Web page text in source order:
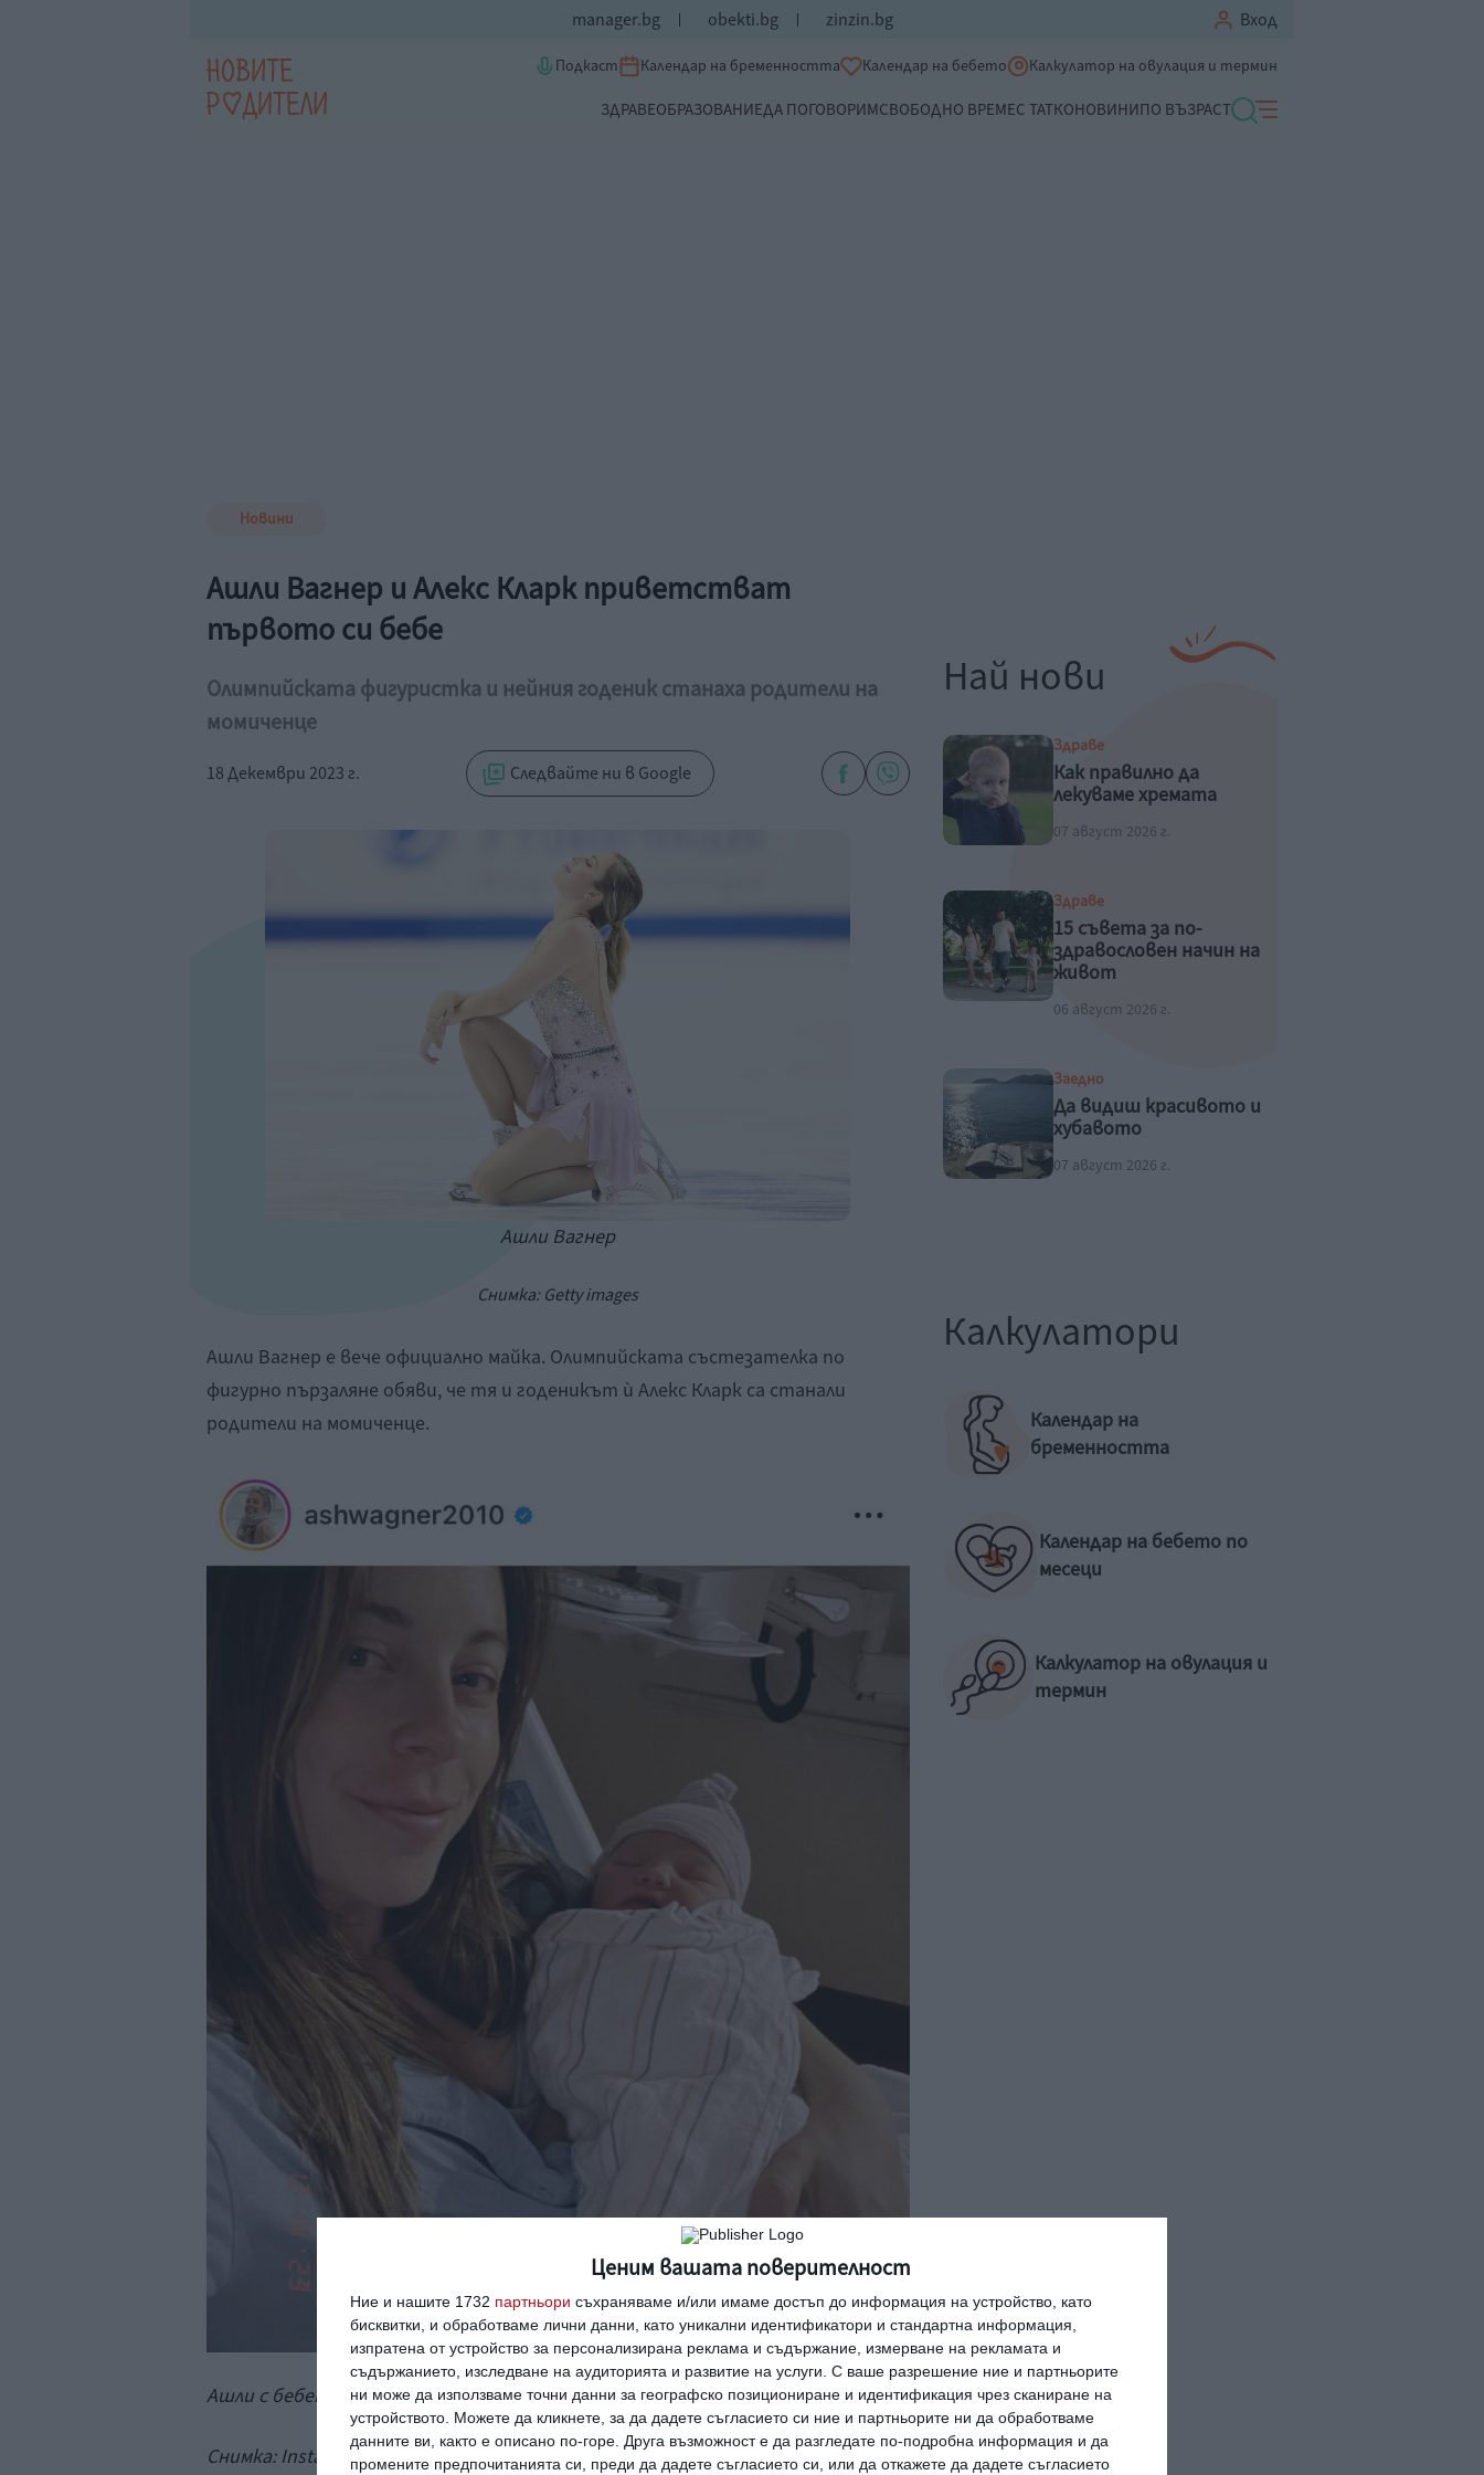
Ценим вашата поверителност
Ние и нашите 1732 партньори съхраняваме и/или имаме достъп до информация на устройство, като
бисквитки, и обработваме лични данни, като уникални идентификатори и стандартна информация,
изпратена от устройство за персонализирана реклама и съдържание, измерване на рекламата и
съдържанието, изследване на аудиторията и развитие на услуги. С ваше разрешение ние и партньорите
ни може да използваме точни данни за географско позициониране и идентификация чрез сканиране на
устройството. Можете да кликнете, за да дадете съгласието си ние и партньорите ни да обработваме
данните ви, както е описано по-горе. Друга възможност е да разгледате по-подробна информация и да
промените предпочитанията си, преди да дадете съгласието си, или да откажете да дадете съгласието
manager.bg obekti.bg zinzin.bg Вход
Подкаст Календар на бременността Календар на бебето Калкулатор на овулация и термин
ЗДРАВЕОБРАЗОВАНИЕДА ПОГОВОРИМСВОБОДНО ВРЕМЕС ТАТКОНОВИНИПО ВЪЗРАСТ
Новини
Ашли Вагнер и Алекс Кларк приветстват
първото си бебе
Олимпийската фигуристка и нейния годеник станаха родители на
момиченце
18 Декември 2023 г. Следвайте ни в Google
Ашли Вагнер
Снимка: Getty images
Ашли Вагнер е вече официално майка. Олимпийската състезателка по
фигурно пързаляне обяви, че тя и годеникът ѝ Алекс Кларк са станали
родители на момиченце.
Ашли с бебето.
Снимка: Instagram
Най нови
Здраве
Как правилно да
лекуваме хремата
07 август 2026 г.
Здраве
15 съвета за по-
здравословен начин на
живот
06 август 2026 г.
Заедно
Да видиш красивото и
хубавото
07 август 2026 г.
Калкулатори
Календар на
бременността
Календар на бебето по
месеци
Калкулатор на овулация и
термин